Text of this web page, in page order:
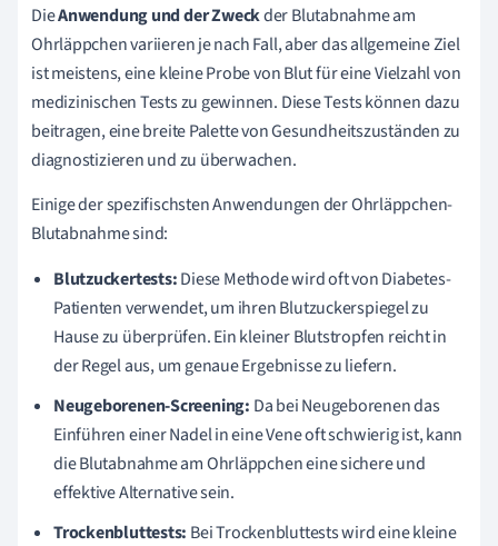
DieAnwendung und der Zweckder Blutabnahme am
Ohrläppchen variieren je nach Fall, aber das allgemeine Ziel
ist meistens, eine kleine Probe von Blut für eine Vielzahl von
medizinischen Tests zu gewinnen. Diese Tests können dazu
beitragen, eine breite Palette von Gesundheitszuständen zu
diagnostizieren und zu überwachen.
Einige der spezifischsten Anwendungen der Ohrläppchen-
Blutabnahme sind:
Blutzuckertests:Diese Methode wird oft von Diabetes-
Patienten verwendet, um ihren Blutzuckerspiegel zu
Hause zu überprüfen. Ein kleiner Blutstropfen reicht in
der Regel aus, um genaue Ergebnisse zu liefern.
Neugeborenen-Screening: Da bei Neugeborenen das
Einführen einer Nadel in eine Vene oft schwierig ist, kann
die Blutabnahme am Ohrläppchen eine sichere und
effektive Alternative sein.
Trockenbluttests: Bei Trockenbluttests wird eine kleine